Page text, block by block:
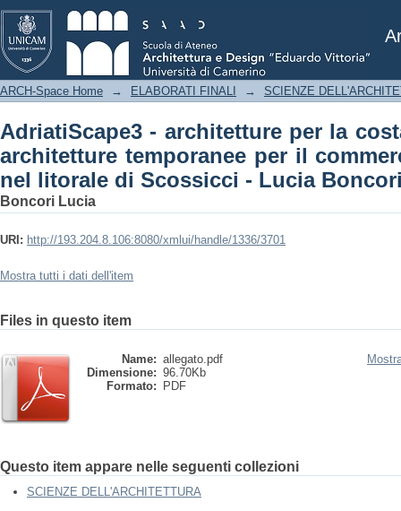
AdriatiScape3 - architetture per la
per il commercio e la ristorazione nel
ARCH-Space Home → ELABORATI FINALI → SCIENZE
AdriatiScape3 - architetture per la
architetture temporanee per il
nel litorale di Scossicci - Lucia
Boncori Lucia
URI: http://193.204.8.106:8080/xmlui/handle/1336/3701
Mostra tutti i dati dell'item
Files in questo item
Name: allegato.pdf
Dimensione: 96.70Kb
Formato:
PDF
Questo item appare nelle seguenti collezioni
SCIENZE DELL'ARCHITETTURA